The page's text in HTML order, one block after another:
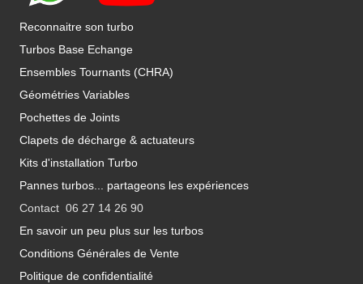
Reconnaitre son turbo
Turbos Base Echange
Ensembles Tournants (CHRA)
Géométries Variables
Pochettes de Joints
Clapets de décharge & actuateurs
Kits d'installation Turbo
Pannes turbos... partageons les expériences
Contact 06 27 14 26 90
En savoir un peu plus sur les turbos
Conditions Générales de Vente
Politique de confidentialité